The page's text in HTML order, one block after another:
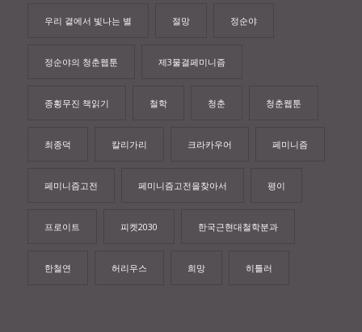
우리 곁에서 빛나는 별 절망 정순야
정순야의 청춘웹툰 제3물결페미니즘
종횡무진 책읽기 철학 청춘 청춘웹툰
최종덕 칼리가리 크라카우어 페미니즘
페미니즘고전 페미니즘고전을찾아서 평이
프로이트 피켓2030 한국근현대철학분과
한철연 허리우스 희망 히틀러